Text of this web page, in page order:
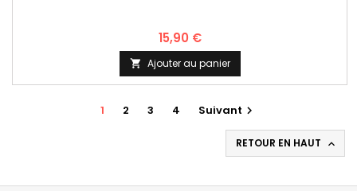
15,90 €
 Ajouter au panier
1 2 3 4 Suivant 
RETOUR EN HAUT 